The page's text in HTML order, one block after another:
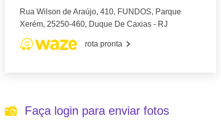
Rua Wilson de Araújo, 410, FUNDOS, Parque
Xerém, 25250-460, Duque De Caxias - RJ
rota pronta
Faça login para enviar fotos